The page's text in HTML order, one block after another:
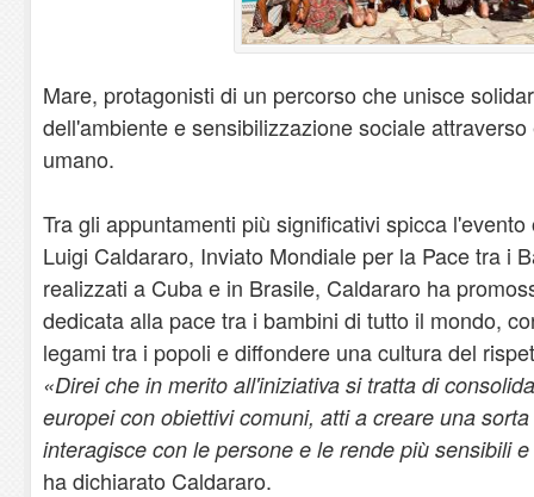
Mare, protagonisti di un percorso che unisce
dell'ambiente e sensibilizzazione sociale
umano.
Tra gli appuntamenti più significativi spicca
Luigi Caldararo, Inviato Mondiale per la Pace tra i
realizzati a Cuba e in Brasile, Caldararo ha
dedicata alla pace tra i bambini di tutto il mondo,
legami tra i popoli e diffondere una cultura del
«Direi che in merito all'iniziativa si tratta di
europei con obiettivi comuni, atti a creare una
interagisce con le persone e le rende più sensibili
ha dichiarato Caldararo.